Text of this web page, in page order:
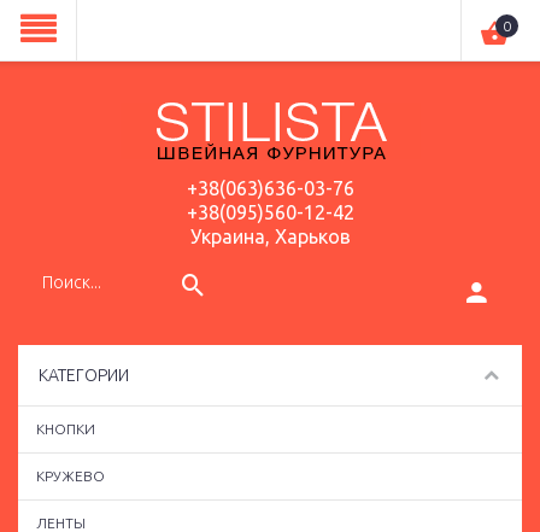
+38(063)636-03-76
+38(095)560-12-42
Украина, Харьков
0
КАТЕГОРИИ
КНОПКИ
КРУЖЕВО
ЛЕНТЫ